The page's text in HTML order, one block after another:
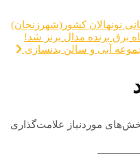
نونهالان کشور(شهرزنجان)
برق برنده مدال برنز شد!
آبی و سالن بدنسازی
موردنیاز علامت‌گذاری